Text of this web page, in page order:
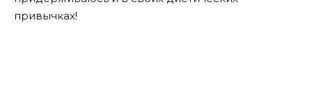
привычках!